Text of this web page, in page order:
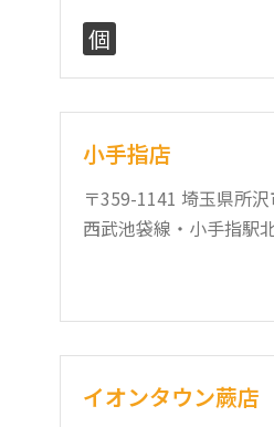
個
小手指店
〒359-1141 埼玉県所
西武池袋線・小手指駅
イオンタウン蕨店